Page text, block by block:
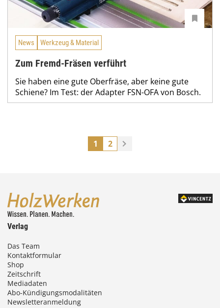
News Werkzeug & Material
Zum Fremd-Fräsen verführt
Sie haben eine gute Oberfräse, aber keine gute
Schiene? Im Test: der Adapter FSN-OFA von Bosch.
1 2
Verlag
Das Team
Kontaktformular
Shop
Zeitschrift
Mediadaten
Abo-Kündigungsmodalitäten
Newsletteranmeldung